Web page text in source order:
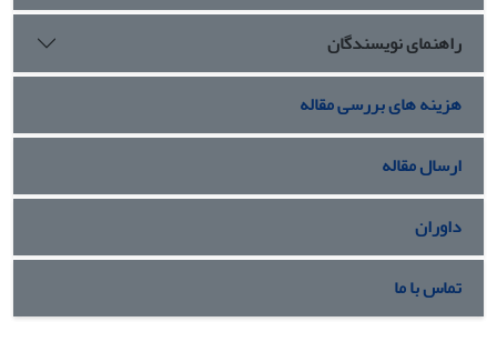
راهنمای نویسندگان
هزینه های بررسی مقاله
ارسال مقاله
داوران
تماس با ما